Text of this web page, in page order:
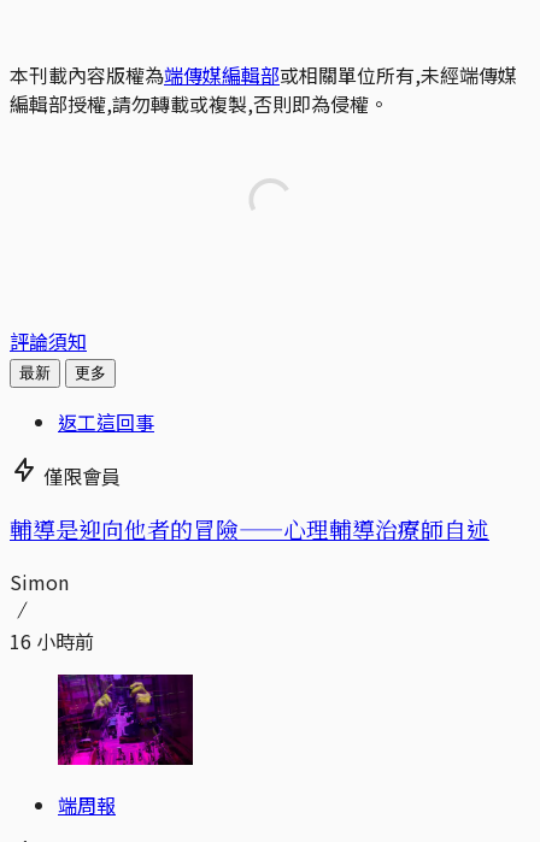
本刊載內容版權為端傳媒編輯部或相關單位所有,未經端傳媒
編輯部授權,請勿轉載或複製,否則即為侵權。
評論須知
最新 更多
返工這回事
僅限會員
輔導是迎向他者的冒險——心理輔導治療師自述
Simon
16 小時前
端周報